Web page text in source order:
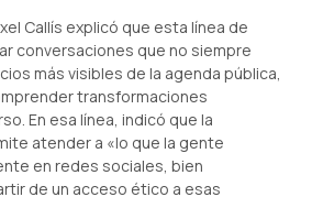
Callís explicó que esta línea de
conversaciones que no siempre
más visibles de la agenda pública,
transformaciones
En esa línea, indicó que la
atender a «lo que la gente
en redes sociales, bien
de un acceso ético a esas